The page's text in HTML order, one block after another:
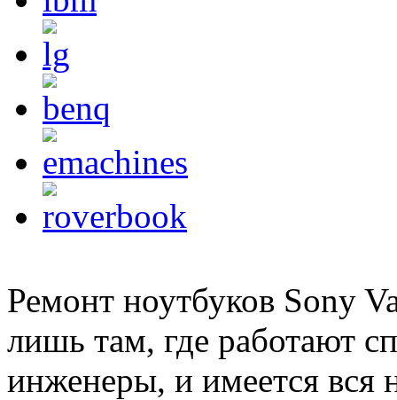
Ремонт ноутбуков Sony
лишь там, где работают
инженеры, и имеется вся